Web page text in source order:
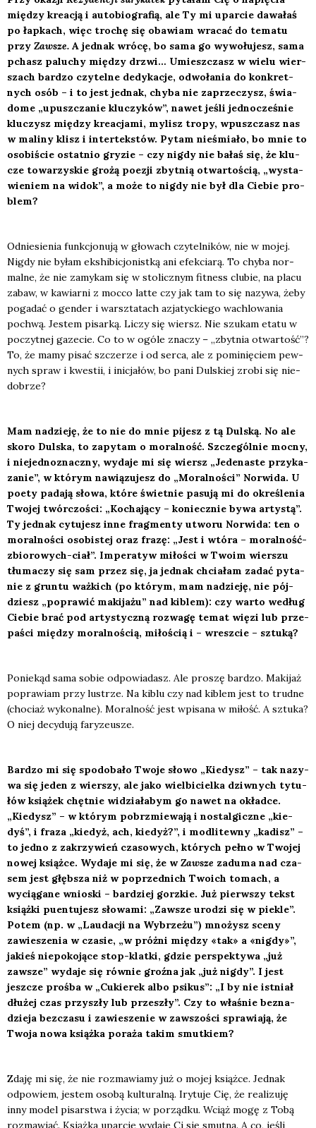
mię­dzy kre­acją i auto­bio­gra­fią, ale Ty mi upar­cie dawa­łaś
po łap­kach, więc tro­chę się oba­wiam wra­cać do tema­tu
przy Zawsze. A jed­nak wró­cę, bo sama go wywo­łu­jesz, sama
pchasz palu­chy mię­dzy drzwi… Umiesz­czasz w wie­lu wier­
szach bar­dzo czy­tel­ne dedy­ka­cje, odwo­ła­nia do kon­kret­
nych osób – i to jest jed­nak, chy­ba nie zaprze­czysz, świa­
do­me „upusz­cza­nie klu­czy­ków”, nawet jeśli jed­no­cze­śnie
klu­czysz mię­dzy kre­acja­mi, mylisz tro­py, wpusz­czasz nas
w mali­ny klisz i inter­tek­stów. Pytam nie­śmia­ło, bo mnie to
oso­bi­ście ostat­nio gry­zie – czy nigdy nie bałaś się, że klu­
cze towa­rzy­skie gro­żą poezji zbyt­nią otwar­to­ścią, „wysta­
wie­niem na widok”, a może to nigdy nie był dla Cie­bie pro­
blem?
Odnie­sie­nia funk­cjo­nu­ją w gło­wach czy­tel­ni­ków, nie w mojej.
Nigdy nie byłam eks­hi­bi­cjo­nist­ką ani efek­cia­rą. To chy­ba nor­
mal­ne, że nie zamy­kam się w sto­licz­nym fit­ness clu­bie, na pla­cu
zabaw, w kawiar­ni z moc­co lat­te czy jak tam to się nazy­wa, żeby
poga­dać o gen­der i warsz­ta­tach azja­tyc­kie­go wachlo­wa­nia
pochwą. Jestem pisar­ką. Liczy się wiersz. Nie szu­kam eta­tu w
poczyt­nej gaze­cie. Co to w ogó­le zna­czy – „zbyt­nia otwar­tość”?
To, że mamy pisać szcze­rze i od ser­ca, ale z pomi­nię­ciem pew­
nych spraw i kwe­stii, i ini­cja­łów, bo pani Dul­skiej zro­bi się nie­
do­brze?
Mam nadzie­ję, że to nie do mnie pijesz z tą Dul­ską. No ale
sko­ro Dul­ska, to zapy­tam o moral­ność. Szcze­gól­nie moc­ny,
i nie­jed­no­znacz­ny, wyda­je mi się wiersz „Jede­na­ste przy­ka­
za­nie”, w któ­rym nawią­zu­jesz do „Moral­no­ści” Nor­wi­da. U
poety pada­ją sło­wa, któ­re świet­nie pasu­ją mi do okre­śle­nia
Two­jej twór­czo­ści: „Kocha­ją­cy – koniecz­nie bywa arty­stą”.
Ty jed­nak cytu­jesz inne frag­men­ty utwo­ru Nor­wi­da: ten o
moral­no­ści oso­bi­stej oraz fra­zę: „Jest i wtó­ra – moral­ność-
zbio­ro­wych-ciał”. Impe­ra­tyw miło­ści w Two­im wier­szu
tłu­ma­czy się sam przez się, ja jed­nak chcia­łam zadać pyta­
nie z grun­tu waż­kich (po któ­rym, mam nadzie­ję, nie pój­
dziesz „popra­wić maki­ja­żu” nad kiblem): czy war­to według
Cie­bie brać pod arty­stycz­ną roz­wa­gę temat wię­zi lub prze­
pa­ści mię­dzy moral­no­ścią, miło­ścią i – wresz­cie – sztu­ką?
Ponie­kąd sama sobie odpo­wia­dasz. Ale pro­szę bar­dzo. Maki­jaż
popra­wiam przy lustrze. Na kiblu czy nad kiblem jest to trud­ne
(cho­ciaż wyko­nal­ne). Moral­ność jest wpi­sa­na w miłość. A sztu­ka?
O niej decy­du­ją fary­ze­usze.
Bar­dzo mi się spodo­ba­ło Two­je sło­wo „Kie­dysz” – tak nazy­
wa się jeden z wier­szy, ale jako wiel­bi­ciel­ka dziw­nych tytu­
łów ksią­żek chęt­nie widzia­ła­bym go nawet na okład­ce.
„Kie­dysz” – w któ­rym pobrzmie­wa­ją i nostal­gicz­ne „kie­
dyś”, i fra­za „kie­dyż, ach, kie­dyż?”, i modli­tew­ny „kadisz” –
to jed­no z zakrzy­wień cza­so­wych, któ­rych peł­no w Two­jej
nowej książ­ce. Wyda­je mi się, że wZawsze zadu­ma nad cza­
sem jest głęb­sza niż w poprzed­nich Two­ich tomach, a
wycią­ga­ne wnio­ski – bar­dziej gorz­kie. Już pierw­szy tekst
książ­ki puen­tu­jesz sło­wa­mi: „Zawsze uro­dzi się w pie­kle”.
Potem (np. w „Lau­da­cji na Wybrze­żu”) mno­żysz sce­ny
zawie­sze­nia w cza­sie, „w próż­ni mię­dzy «tak» a «nigdy»”,
jakieś nie­po­ko­ją­ce stop-klat­ki, gdzie per­spek­ty­wa „już
zawsze” wyda­je się rów­nie groź­na jak „już nigdy”. I jest
jesz­cze proś­ba w „Cukie­rek albo psi­kus”: „I by nie ist­niał
dłu­żej czas przy­szły lub prze­szły”. Czy to wła­śnie bez­na­
dzie­ja bez­cza­su i zawie­sze­nie w zawszo­ści spra­wia­ją, że
Two­ja nowa książ­ka pora­ża takim smut­kiem?
Zda­ję mi się, że nie roz­ma­wia­my już o mojej książ­ce. Jed­nak
odpo­wiem, jestem oso­bą kul­tu­ral­ną. Iry­tu­je Cię, że reali­zu­ję
inny model pisar­stwa i życia; w porząd­ku. Wciąż mogę z Tobą
roz­ma­wiać. Książ­ka upar­cie wyda­je Ci się smut­na. A co, jeśli